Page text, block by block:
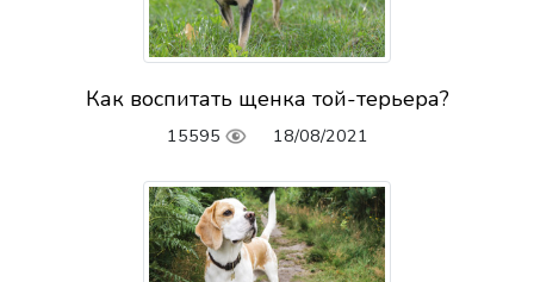
Как воспитать щенка той-терьера?
15595 18/08/2021